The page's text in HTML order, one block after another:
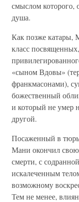
смыслом которого,
душа.
Как позже катары,
класс
«сыном Вдовы»
франкмасонами),
божественный
и который не умер
другой.
Посаженный в
Мани окончил
смерти, с
искалеченным
возможному
Тем не менее,